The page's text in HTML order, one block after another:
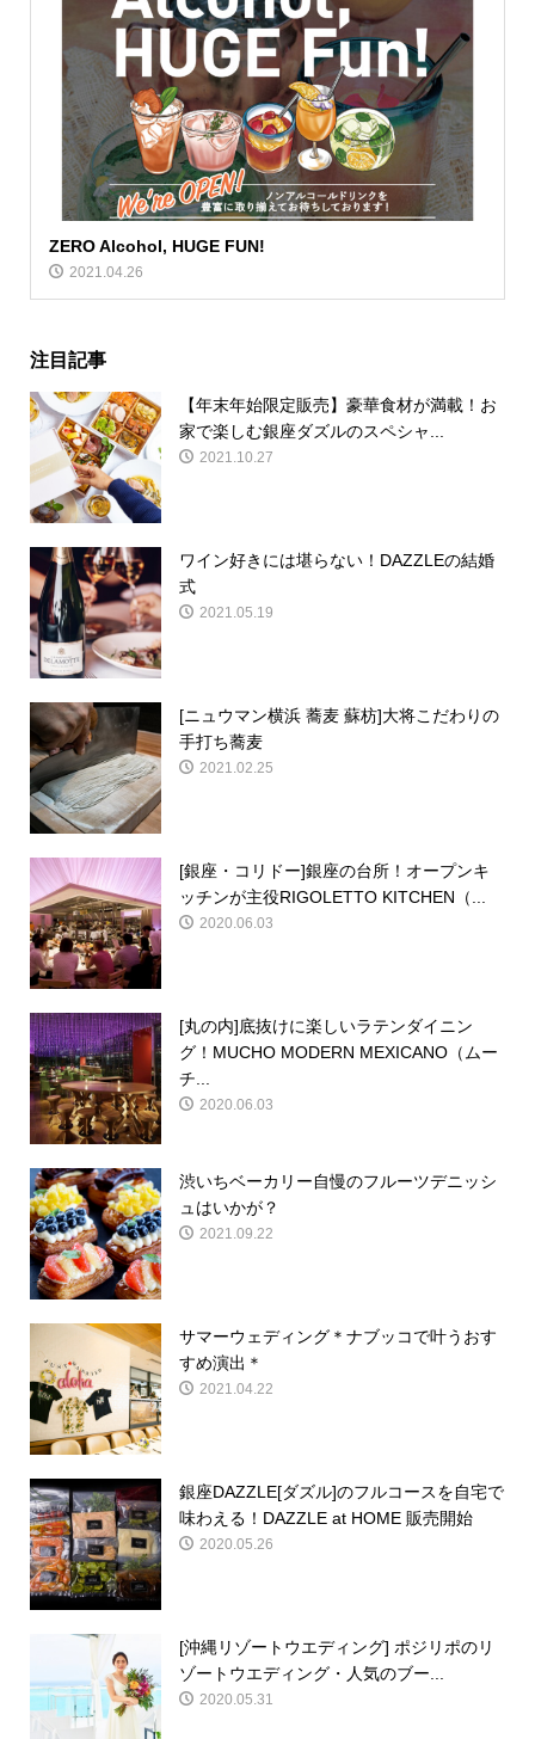
ZERO Alcohol, HUGE FUN!
2021.04.26
注目記事
【年末年始限定販売】豪華食材が満載！お
家で楽しむ銀座ダズルのスペシャ...
2021.10.27
ワイン好きには堪らない！DAZZLEの結婚
式
2021.05.19
[ニュウマン横浜 蕎麦 蘇枋]大将こだわりの
手打ち蕎麦
2021.02.25
[銀座・コリドー]銀座の台所！オープンキ
ッチンが主役RIGOLETTO KITCHEN（...
2020.06.03
[丸の内]底抜けに楽しいラテンダイニン
グ！MUCHO MODERN MEXICANO（ムー
チ...
2020.06.03
渋いちベーカリー自慢のフルーツデニッシ
ュはいかが？
2021.09.22
サマーウェディング＊ナブッコで叶うおす
すめ演出＊
2021.04.22
銀座DAZZLE[ダズル]のフルコースを自宅で
味わえる！DAZZLE at HOME 販売開始
2020.05.26
[沖縄リゾートウエディング] ポジリポのリ
ゾートウエディング・人気のブー...
2020.05.31